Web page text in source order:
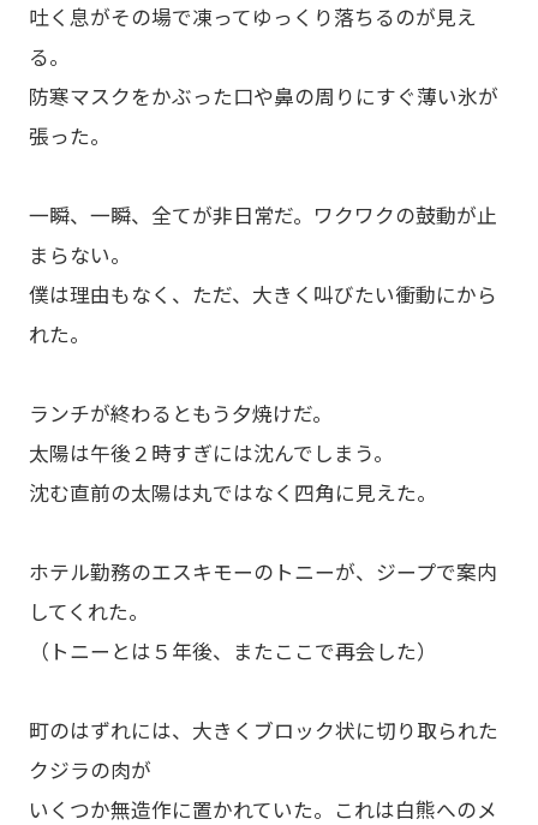
吐く息がその場で凍ってゆっくり落ちるのが見え
る。
防寒マスクをかぶった口や鼻の周りにすぐ薄い氷が
張った。
一瞬、一瞬、全てが非日常だ。ワクワクの鼓動が止
まらない。
僕は理由もなく、ただ、大きく叫びたい衝動にから
れた。
ランチが終わるともう夕焼けだ。
太陽は午後２時すぎには沈んでしまう。
沈む直前の太陽は丸ではなく四角に見えた。
ホテル勤務のエスキモーのトニーが、ジープで案内
してくれた。
（トニーとは５年後、またここで再会した）
町のはずれには、大きくブロック状に切り取られた
クジラの肉が
いくつか無造作に置かれていた。これは白熊へのメ